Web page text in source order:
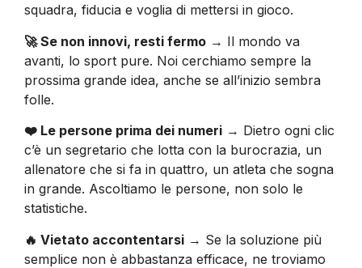
squadra, fiducia e voglia di mettersi in gioco.
🚀 Se non innovi, resti fermo → Il mondo va
avanti, lo sport pure. Noi cerchiamo sempre la
prossima grande idea, anche se all’inizio sembra
folle.
❤️ Le persone prima dei numeri → Dietro ogni clic
c’è un segretario che lotta con la burocrazia, un
allenatore che si fa in quattro, un atleta che sogna
in grande. Ascoltiamo le persone, non solo le
statistiche.
🔥 Vietato accontentarsi → Se la soluzione più
semplice non è abbastanza efficace, ne troviamo